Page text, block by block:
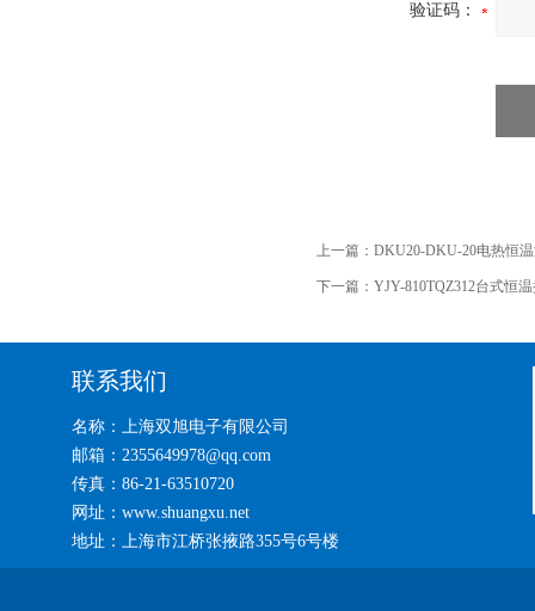
验证码：
上一篇： DKU20-DKU-20电热恒
下一篇： YJY-810TQZ312台式恒
联系我们
名称：上海双旭电子有限公司
邮箱：2355649978@qq.com
传真：86-21-63510720
网址：www.shuangxu.net
地址：上海市江桥张掖路355号6号楼